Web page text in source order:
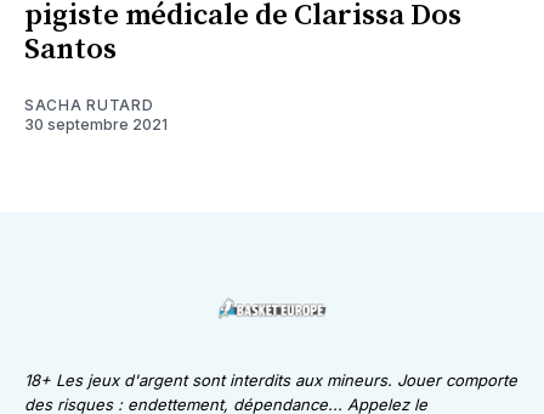
pigiste médicale de Clarissa Dos
Santos
SACHA RUTARD
30 septembre 2021
18+ Les jeux d'argent sont interdits aux mineurs. Jouer comporte
des risques : endettement, dépendance... Appelez le